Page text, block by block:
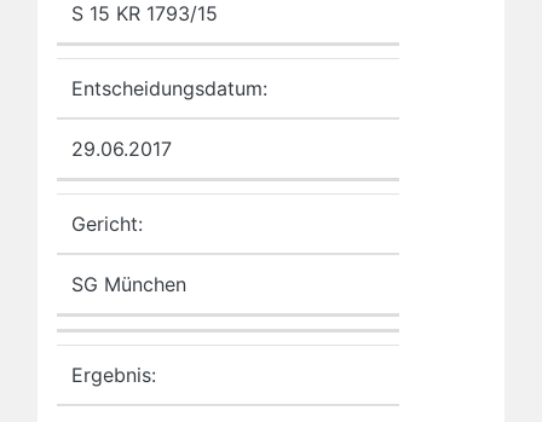
S 15 KR 1793/15
Entscheidungsdatum:
29.06.2017
Gericht:
SG München
Ergebnis: